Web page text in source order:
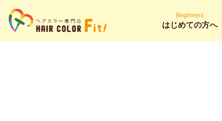
Beginners
はじめての方へ